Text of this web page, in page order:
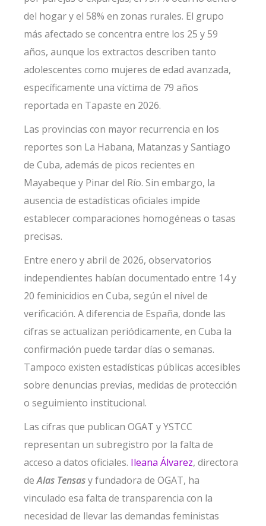
del hogar y el 58% en zonas rurales. El grupo
más afectado se concentra entre los 25 y 59
años, aunque los extractos describen tanto
adolescentes como mujeres de edad avanzada,
específicamente una víctima de 79 años
reportada en Tapaste en 2026.
Las provincias con mayor recurrencia en los
reportes son La Habana, Matanzas y Santiago
de Cuba, además de picos recientes en
Mayabeque y Pinar del Río. Sin embargo, la
ausencia de estadísticas oficiales impide
establecer comparaciones homogéneas o tasas
precisas.
Entre enero y abril de 2026, observatorios
independientes habían documentado entre 14 y
20 feminicidios en Cuba, según el nivel de
verificación. A diferencia de España, donde las
cifras se actualizan periódicamente, en Cuba la
confirmación puede tardar días o semanas.
Tampoco existen estadísticas públicas accesibles
sobre denuncias previas, medidas de protección
o seguimiento institucional.
Las cifras que publican OGAT y YSTCC
representan un subregistro por la falta de
acceso a datos oficiales. Ileana Álvarez, directora
deAlas Tensasy fundadora de OGAT, ha
vinculado esa falta de transparencia con la
necesidad de llevar las demandas feministas